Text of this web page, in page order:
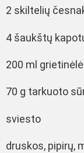
2 skiltelių
4 šaukštų
200 ml
70 g tarkuoto
sviesto
druskos, pipirų,